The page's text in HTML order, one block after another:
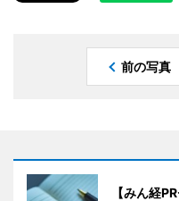
前の写真
【みん経